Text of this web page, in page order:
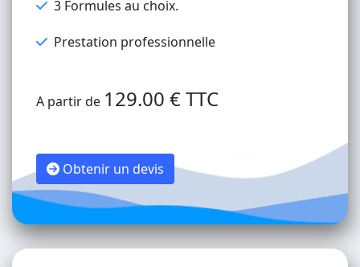
3 Formules au choix.
Prestation professionnelle
A partir de 129.00 € TTC
Obtenir un devis